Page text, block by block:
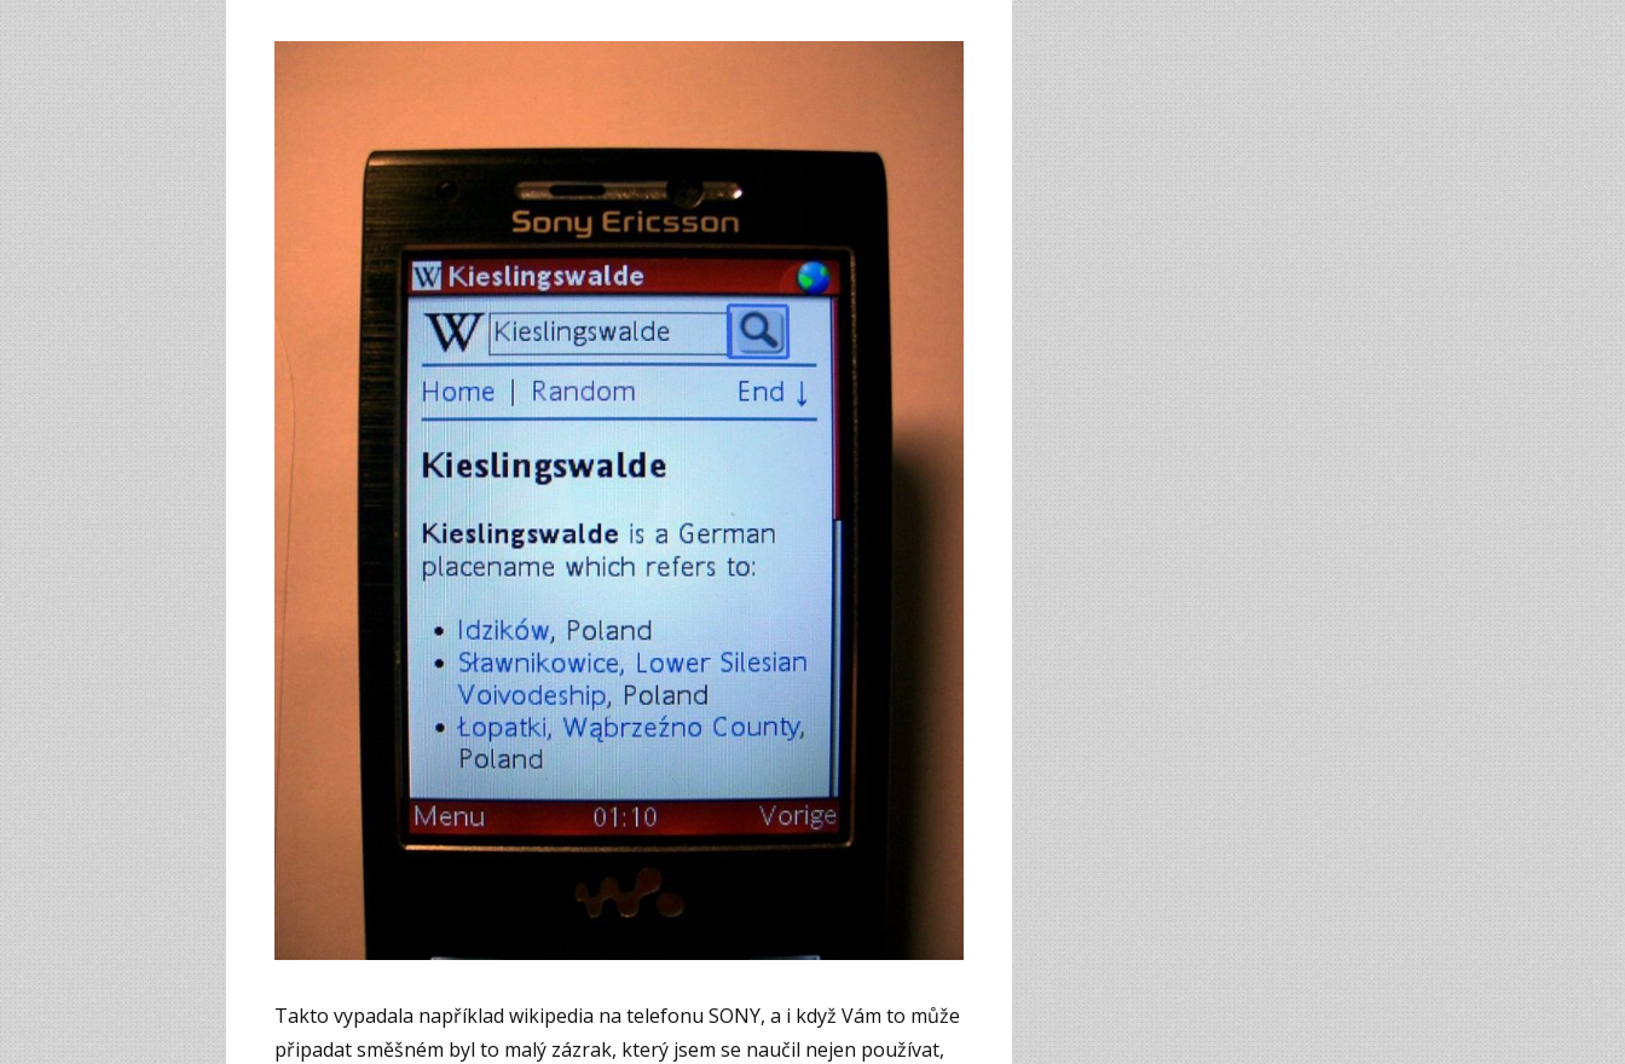
Takto vypadala například wikipedia na telefonu SONY, a i když Vám to může
připadat směšném byl to malý zázrak, který jsem se naučil nejen používat,